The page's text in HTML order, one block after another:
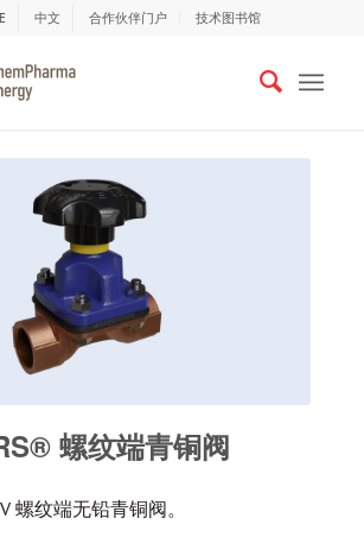
中文 合作伙伴门户 技术图书馆
螺纹端青铜阀
螺纹端无铅青铜阀。